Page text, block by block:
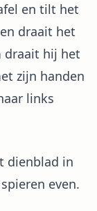
en tilt het
draait het
draait hij het
zijn handen
links
dienblad in
even.